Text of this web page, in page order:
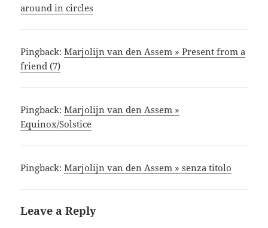
around in circles
Pingback:Marjolijn van den Assem » Present from a
friend (7)
Pingback:Marjolijn van den Assem »
Equinox/Solstice
Pingback:Marjolijn van den Assem » senza titolo
Leave a Reply